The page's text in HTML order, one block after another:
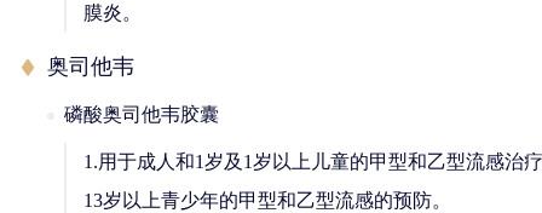
膜炎。
奥司他韦
磷酸奥司他韦胶囊
1.用于成人和1岁及1岁以上儿童的甲型和乙型流感治
13岁以上青少年的甲型和乙型流感的预防。